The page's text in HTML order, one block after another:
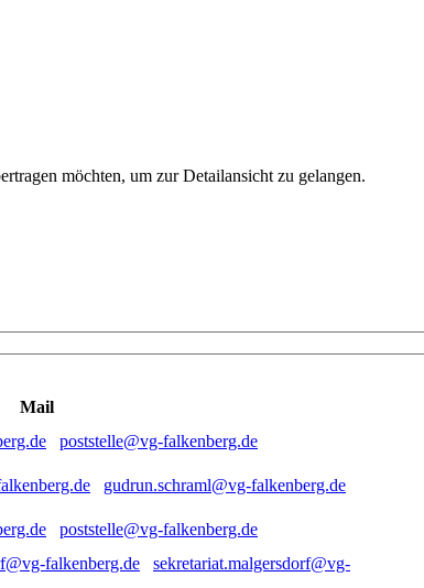
möchten, um zur Detailansicht zu gelangen.
Mail
poststelle@vg-falkenberg.de
gudrun.schraml@vg-falkenberg.de
poststelle@vg-falkenberg.de
sekretariat.malgersdorf@vg-